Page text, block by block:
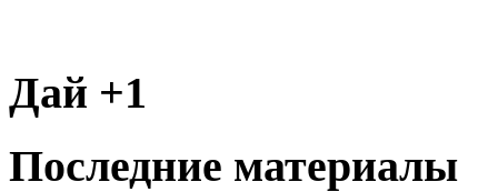
Дай +1
Последние материалы